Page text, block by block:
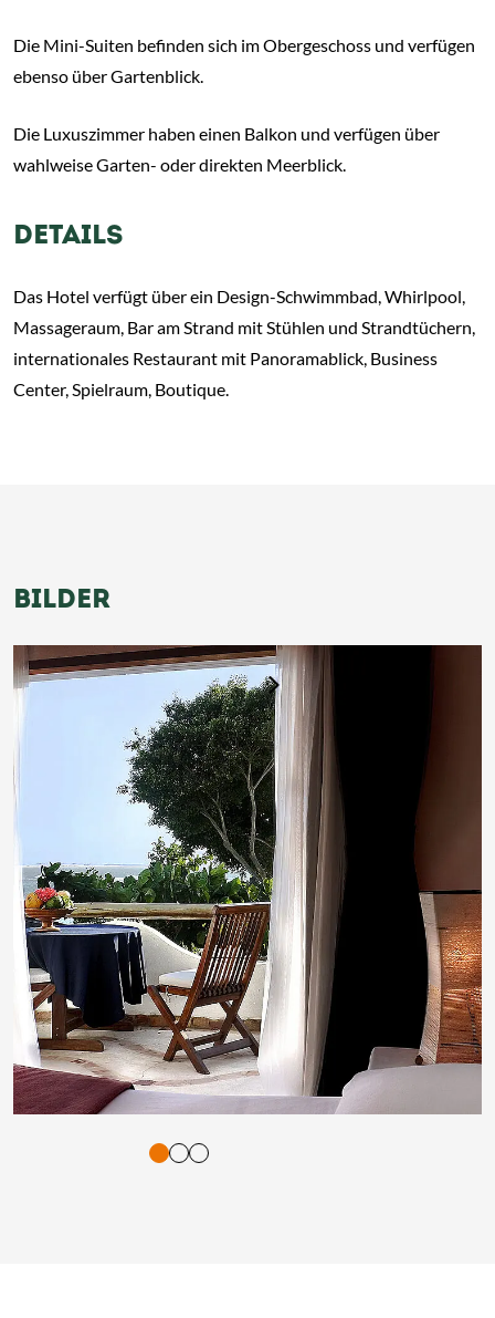
Die Mini-Suiten befinden sich im Obergeschoss und verfügen
ebenso über Gartenblick.
Die Luxuszimmer haben einen Balkon und verfügen über
wahlweise Garten- oder direkten Meerblick.
DETAILS
Das Hotel verfügt über ein Design-Schwimmbad, Whirlpool,
Massageraum, Bar am Strand mit Stühlen und Strandtüchern,
internationales Restaurant mit Panoramablick, Business
Center, Spielraum, Boutique.
BILDER
und Vorlesen der Inhalte mit Leertaste oder Tabulator-